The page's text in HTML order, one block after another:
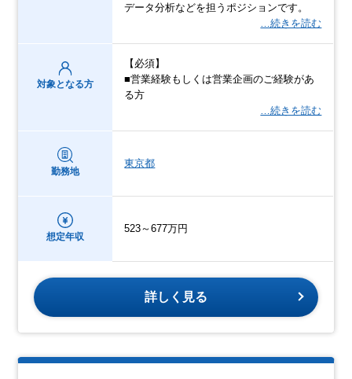
データ分析などを担うポジションです。
…続きを読む
対象となる方
【必須】
■営業経験もしくは営業企画のご経験があ
る方
…続きを読む
勤務地
東京都
想定年収
523～677万円
詳しく見る